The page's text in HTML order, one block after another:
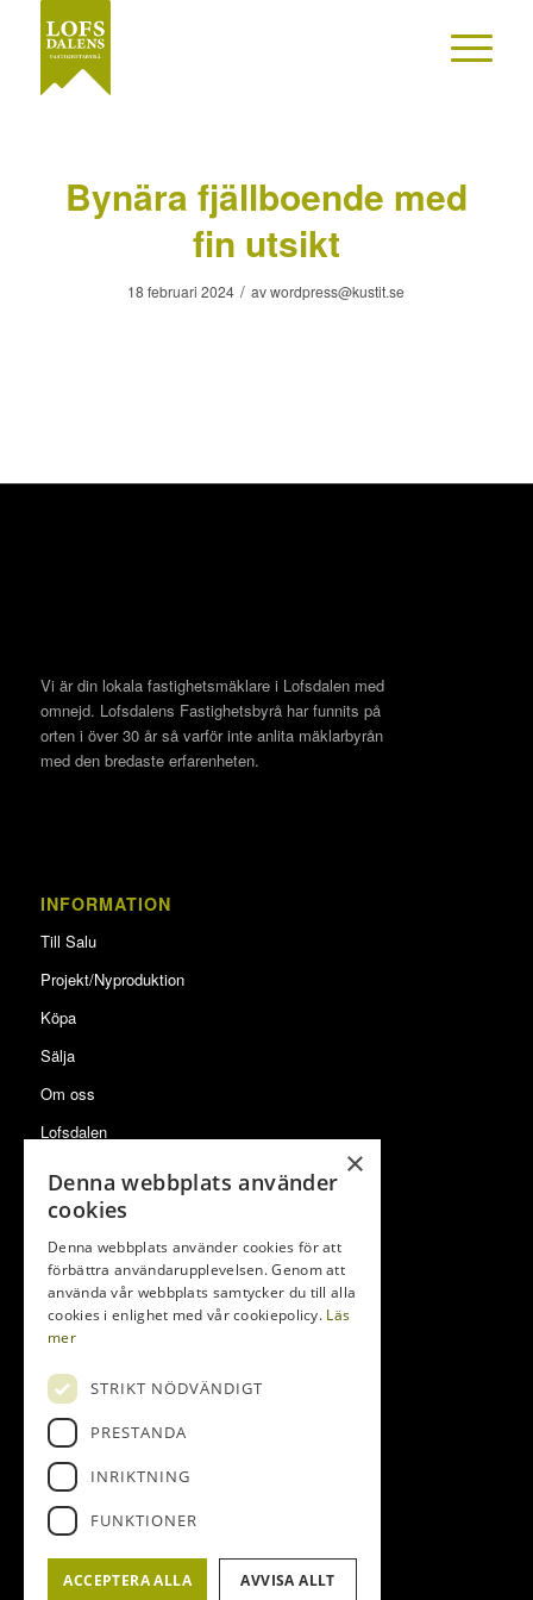
Bynära fjällboende med
fin utsikt
18 februari 2024 / avwordpress@kustit.se
Vi är din lokala fastighetsmäklare i Lofsdalen med
omnejd. Lofsdalens Fastighetsbyrå har funnits på
orten i över 30 år så varför inte anlita mäklarbyrån
med den bredaste erfarenheten.
INFORMATION
Till Salu
Projekt/Nyproduktion
Köpa
Sälja
Om oss
Lofsdalen
Försäljningar
LOFSDALENS FASTIGHETSBYRÅ
Lofsdalsvägen 37
842 96 Lofsdalen
Tel:0680-410 32
E-post:
×
Denna webbplats använder
cookies
Denna webbplats använder cookies för att
förbättra användarupplevelsen. Genom att
använda vår webbplats samtycker du till alla
cookies i enlighet med vår cookiepolicy. Läs
mer
STRIKT NÖDVÄNDIGT
PRESTANDA
INRIKTNING
FUNKTIONER
ACCEPTERA ALLA AVVISA ALLT